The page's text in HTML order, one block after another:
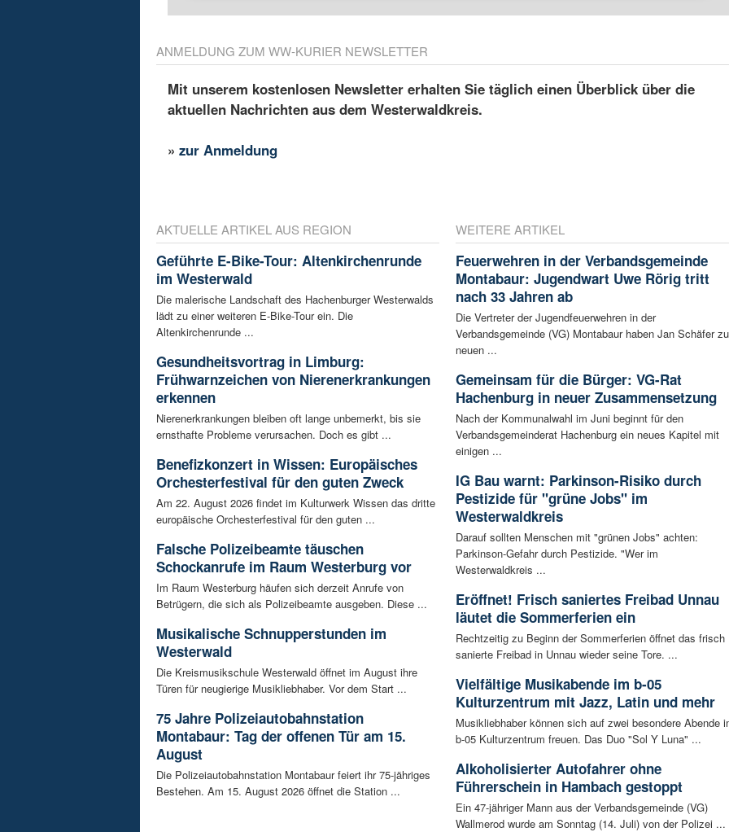
ANMELDUNG ZUM WW-KURIER NEWSLETTER
Mit unserem kostenlosen Newsletter erhalten Sie täglich einen Überblick über die
aktuellen Nachrichten aus dem Westerwaldkreis.
»zur Anmeldung
AKTUELLE ARTIKEL AUS REGION
Geführte E-Bike-Tour: Altenkirchenrunde
im Westerwald
Die malerische Landschaft des Hachenburger Westerwalds
lädt zu einer weiteren E-Bike-Tour ein. Die
Altenkirchenrunde ...
Gesundheitsvortrag in Limburg:
Frühwarnzeichen von Nierenerkrankungen
erkennen
Nierenerkrankungen bleiben oft lange unbemerkt, bis sie
ernsthafte Probleme verursachen. Doch es gibt ...
Benefizkonzert in Wissen: Europäisches
Orchesterfestival für den guten Zweck
Am 22. August 2026 findet im Kulturwerk Wissen das dritte
europäische Orchesterfestival für den guten ...
Falsche Polizeibeamte täuschen
Schockanrufe im Raum Westerburg vor
Im Raum Westerburg häufen sich derzeit Anrufe von
Betrügern, die sich als Polizeibeamte ausgeben. Diese ...
Musikalische Schnupperstunden im
Westerwald
Die Kreismusikschule Westerwald öffnet im August ihre
Türen für neugierige Musikliebhaber. Vor dem Start ...
75 Jahre Polizeiautobahnstation
Montabaur: Tag der offenen Tür am 15.
August
Die Polizeiautobahnstation Montabaur feiert ihr 75-jähriges
Bestehen. Am 15. August 2026 öffnet die Station ...
WEITERE ARTIKEL
Feuerwehren in der Verbandsgemeinde
Montabaur: Jugendwart Uwe Rörig tritt
nach 33 Jahren ab
Die Vertreter der Jugendfeuerwehren in der
Verbandsgemeinde (VG) Montabaur haben Jan Schäfer
neuen ...
Gemeinsam für die Bürger: VG-Rat
Hachenburg in neuer Zusammensetzung
Nach der Kommunalwahl im Juni beginnt für den
Verbandsgemeinderat Hachenburg ein neues Kapitel mit
einigen ...
IG Bau warnt: Parkinson-Risiko durch
Pestizide für "grüne Jobs" im
Westerwaldkreis
Darauf sollten Menschen mit "grünen Jobs" achten:
Parkinson-Gefahr durch Pestizide. "Wer im
Westerwaldkreis ...
Eröffnet! Frisch saniertes Freibad Unnau
läutet die Sommerferien ein
Rechtzeitig zu Beginn der Sommerferien öffnet das frisch
sanierte Freibad in Unnau wieder seine Tore. ...
Vielfältige Musikabende im b-05
Kulturzentrum mit Jazz, Latin und mehr
Musikliebhaber können sich auf zwei besondere Abende
b-05 Kulturzentrum freuen. Das Duo "Sol Y Luna" ...
Alkoholisierter Autofahrer ohne
Führerschein in Hambach gestoppt
Ein 47-jähriger Mann aus der Verbandsgemeinde (VG)
Wallmerod wurde am Sonntag (14. Juli) von der Polizei ...